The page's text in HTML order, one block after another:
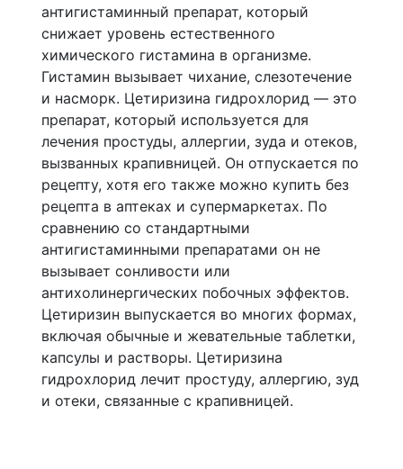
антигистаминный препарат, который
снижает уровень естественного
химического гистамина в организме.
Гистамин вызывает чихание, слезотечение
и насморк. Цетиризина гидрохлорид — это
препарат, который используется для
лечения простуды, аллергии, зуда и отеков,
вызванных крапивницей. Он отпускается по
рецепту, хотя его также можно купить без
рецепта в аптеках и супермаркетах. По
сравнению со стандартными
антигистаминными препаратами он не
вызывает сонливости или
антихолинергических побочных эффектов.
Цетиризин выпускается во многих формах,
включая обычные и жевательные таблетки,
капсулы и растворы. Цетиризина
гидрохлорид лечит простуду, аллергию, зуд
и отеки, связанные с крапивницей.